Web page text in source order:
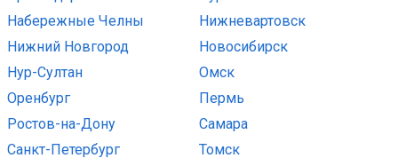
Набережные Челны
Нижневартовск
Нижний Новгород
Новосибирск
Нур-Султан
Омск
Оренбург
Пермь
Ростов-на-Дону
Самара
Санкт-Петербург
Томск